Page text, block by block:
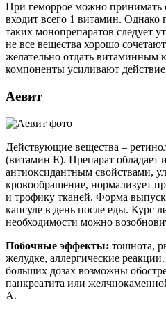
При геморрое можно принимать
входит всего 1 витамин. Однако
таких монопрепаратов следует
не все вещества хорошо
желательно отдать витаминным
компоненты усиливают действие
Аевит
Действующие вещества –
(витамин Е). Препарат
антиоксидантным свойствами,
кровообращение, нормализует
и трофику тканей. Форма
капсуле в день после еды. Курс
необходимости можно
Побочные эффекты: тошнота,
желудке, аллергические
больших дозах возможны
панкреатита или
А.